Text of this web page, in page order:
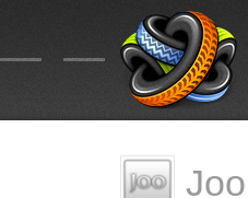
Joo